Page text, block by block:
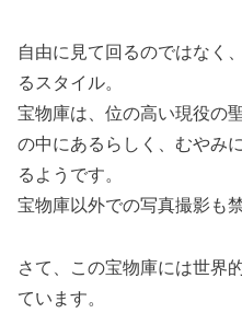
自由に見て回るのではなく
るスタイル。
宝物庫は、位の高い現役の
の中にあるらしく、むやみ
るようです。
宝物庫以外での写真撮影も
さて、この宝物庫には世界
ています。